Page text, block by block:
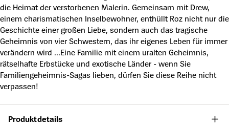
die Heimat der verstorbenen Malerin. Gemeinsam mit Drew,
einem charismatischen Inselbewohner, enthüllt Roz nicht nur die
Geschichte einer großen Liebe, sondern auch das tragische
Geheimnis von vier Schwestern, das ihr eigenes Leben für immer
verändern wird ...Eine Familie mit einem uralten Geheimnis,
rätselhafte Erbstücke und exotische Länder - wenn Sie
Familiengeheimnis-Sagas lieben, dürfen Sie diese Reihe nicht
verpassen!
Produktdetails